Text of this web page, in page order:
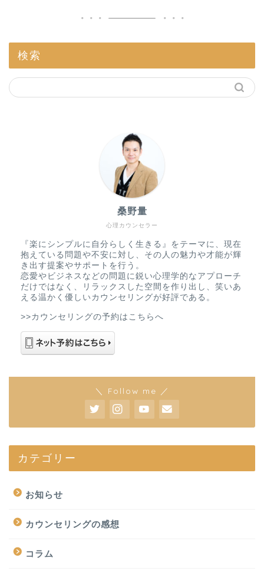
検索
心理カウンセラー
桑野量
『楽にシンプルに自分らしく生きる』をテーマに、現在
抱えている問題や不安に対し、その人の魅力や才能が輝
き出す提案やサポートを行う。
恋愛やビジネスなどの問題に鋭い心理学的なアプローチ
だけではなく、リラックスした空間を作り出し、笑いあ
える温かく優しいカウンセリングが好評である。
>>カウンセリングの予約はこちらへ
＼ Follow me ／
カテゴリー
お知らせ
カウンセリングの感想
コラム